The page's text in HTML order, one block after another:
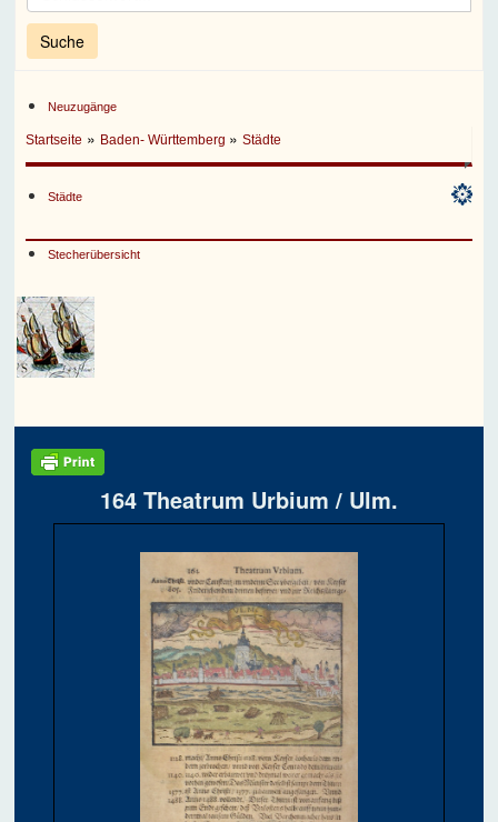
Neuzugänge
Startseite » Baden- Württemberg »Städte
Städte
Stecherübersicht
164 Theatrum Urbium / Ulm.